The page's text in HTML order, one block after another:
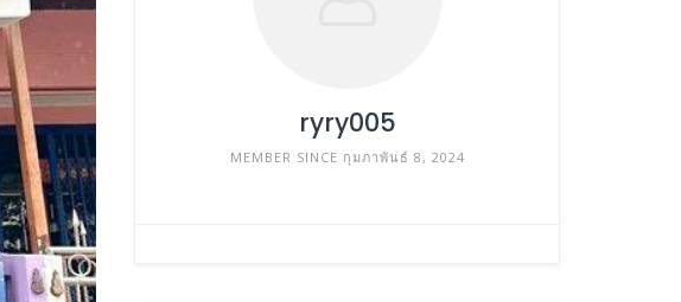
ryry005
MEMBER SINCE กุมภาพันธ์ 8, 2024